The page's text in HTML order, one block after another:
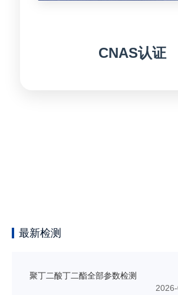
CNAS认证
最新检测
聚丁二酸丁二酯全部参数检测